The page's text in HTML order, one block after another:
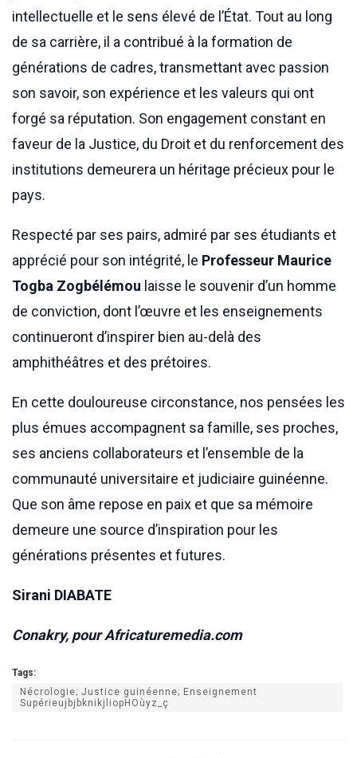
intellectuelle et le sens élevé de l’État. Tout au long
de sa carrière, il a contribué à la formation de
générations de cadres, transmettant avec passion
son savoir, son expérience et les valeurs qui ont
forgé sa réputation. Son engagement constant en
faveur de la Justice, du Droit et du renforcement des
institutions demeurera un héritage précieux pour le
pays.
Respecté par ses pairs, admiré par ses étudiants et
apprécié pour son intégrité, le Professeur Maurice
Togba Zogbélémou laisse le souvenir d’un homme
de conviction, dont l’œuvre et les enseignements
continueront d’inspirer bien au-delà des
amphithéâtres et des prétoires.
En cette douloureuse circonstance, nos pensées les
plus émues accompagnent sa famille, ses proches,
ses anciens collaborateurs et l’ensemble de la
communauté universitaire et judiciaire guinéenne.
Que son âme repose en paix et que sa mémoire
demeure une source d’inspiration pour les
générations présentes et futures.
Sirani DIABATE
Conakry, pour Africaturemedia.com
Tags:
Nécrologie; Justice guinéenne; Enseignement
SupérieujbjbknikjliopHOùyz_ç